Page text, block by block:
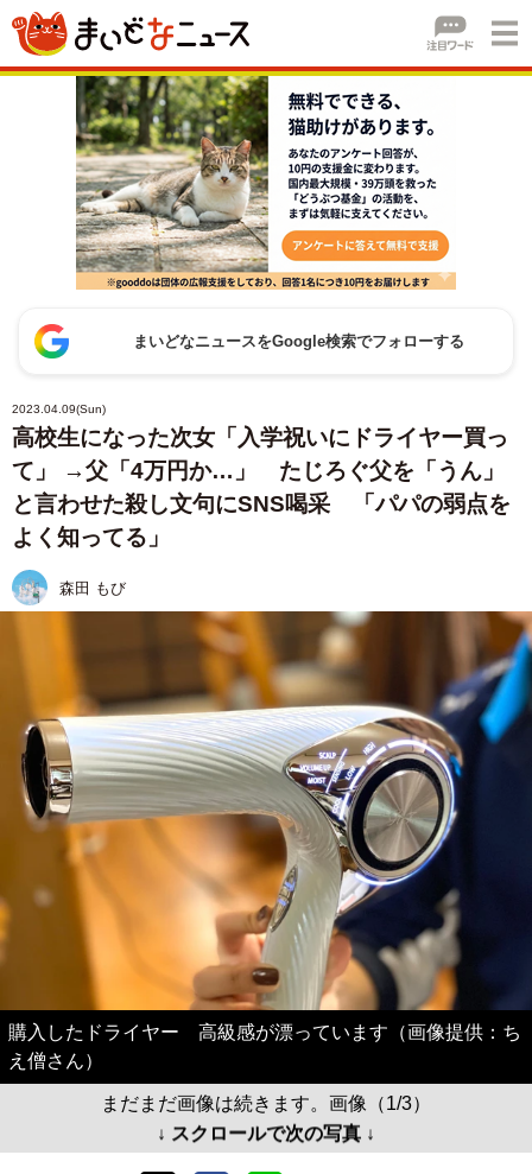
まいどなニュースをGoogle検索でフォローする
2023.04.09(Sun)
高校生になった次女「入学祝いにドライヤー買っ
て」 →父「4万円か…」 たじろぐ父を「うん」
と言わせた殺し文句にSNS喝采 「パパの弱点を
よく知ってる」
森田 もび
購入したドライヤー 高級感が漂っています（画像提供：ち
え僧さん）
まだまだ画像は続きます。画像（1/3）
↓ スクロールで次の写真 ↓